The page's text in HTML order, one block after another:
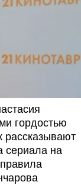
гордостью
рассказывают
сериала на